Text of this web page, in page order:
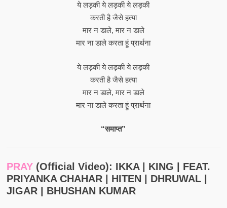
ये लड़की ये लड़की ये लड़की
करती है जैसे हत्या
मार न डाले, मार न डाले
मार ना डाले करता हूं प्रार्थना
ये लड़की ये लड़की ये लड़की
करती है जैसे हत्या
मार न डाले, मार न डाले
मार ना डाले करता हूं प्रार्थना
“समाप्त”
PRAY(Official Video): IKKA | KING | FEAT.
PRIYANKA CHAHAR | HITEN | DHRUWAL |
JIGAR | BHUSHAN KUMAR